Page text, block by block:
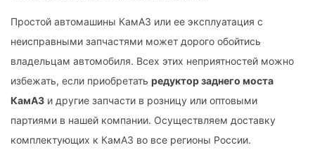
Простой автомашины КамАЗ или ее эксплуатация с
неисправными запчастями может дорого обойтись
владельцам автомобиля. Всех этих неприятностей можно
избежать, если приобретать редуктор заднего моста
КамАЗ и другие запчасти в розницу или оптовыми
партиями в нашей компании. Осуществляем доставку
комплектующих к КамАЗ во все регионы России.